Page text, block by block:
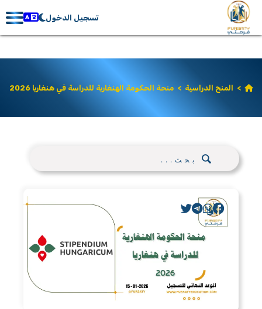
تسجيل الدخول
> المنح الدراسية >منحة الحكومة الهنغارية للدراسة في هنغاريا 2026